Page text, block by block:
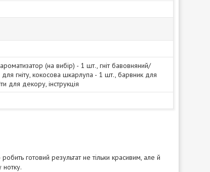
(на вибір) - 1 шт., гніт бавовняний/
гніту, кокосова шкарлупа - 1 шт., барвник для
для декору, інструкція
готовий результат не тільки красивим, але й
нотку.